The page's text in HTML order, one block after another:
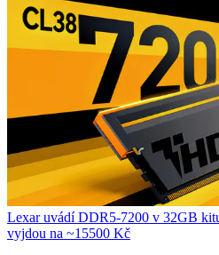
Lexar uvádí DDR5-7200 v 32GB
vyjdou na ~15500 Kč